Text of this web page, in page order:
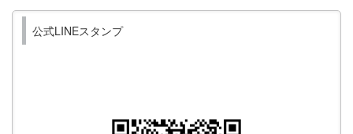
公式LINEスタンプ